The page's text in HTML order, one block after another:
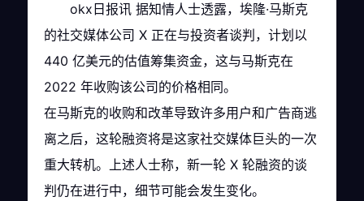
okx日报讯 据知情人士透露，埃隆·马斯克
的社交媒体公司 X 正在与投资者谈判，计划以
440 亿美元的估值筹集资金，这与马斯克在
2022 年收购该公司的价格相同。
在马斯克的收购和改革导致许多用户和广告商逃
离之后，这轮融资将是这家社交媒体巨头的一次
重大转机。上述人士称，新一轮 X 轮融资的谈
判仍在进行中，细节可能会发生变化。